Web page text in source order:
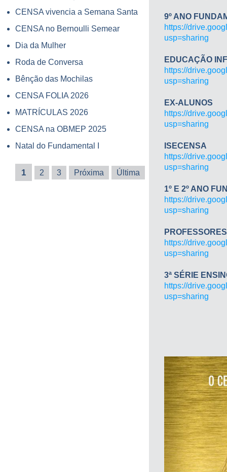
CENSA vivencia a Semana Santa
CENSA no Bernoulli Semear
Dia da Mulher
Roda de Conversa
Bênção das Mochilas
CENSA FOLIA 2026
MATRÍCULAS 2026
CENSA na OBMEP 2025
Natal do Fundamental I
1 2 3 Próxima Última
9º ANO
https://
usp=sharing
EDUCAÇÃO
https://
usp=sharing
EX-ALUNOS
https://
usp=sharing
ISECENSA
https://
usp=sharing
1º E 2º ANO
https://
usp=sharing
https://
usp=sharing
3ª SÉRIE
https://
usp=sharing